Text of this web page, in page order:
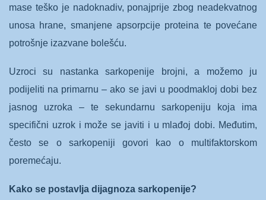
mase teško je nadoknadiv, ponajprije zbog neadekvatnog
unosa hrane, smanjene apsorpcije proteina te povećane
potrošnje izazvane bolešću.
Uzroci su nastanka sarkopenije brojni, a možemo ju
podijeliti na primarnu – ako se javi u poodmakloj dobi bez
jasnog uzroka – te sekundarnu sarkopeniju koja ima
specifični uzrok i može se javiti i u mlađoj dobi. Međutim,
često se o sarkopeniji govori kao o multifaktorskom
poremećaju.
Kako se postavlja dijagnoza sarkopenije?